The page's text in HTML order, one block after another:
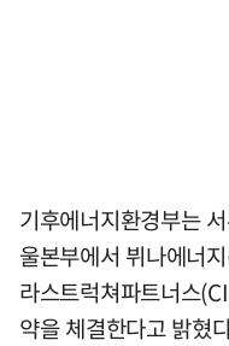
기후에너지환경부는
울본부에서 뷔나에너
라스트럭쳐파트너스
약을 체결한다고 밝혔